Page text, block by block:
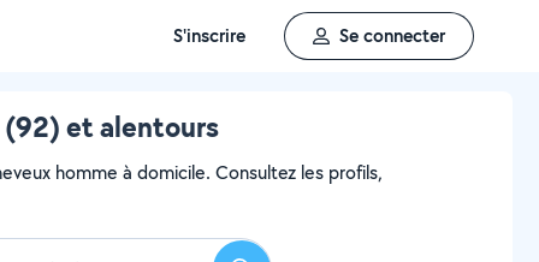
S'inscrire Se connecter
(92) et alentours
homme à domicile. Consultez les profils,